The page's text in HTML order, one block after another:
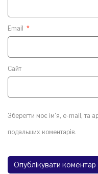
Email *
Сайт
Зберегти моє ім'я, e-mail, та
подальших коментарів.